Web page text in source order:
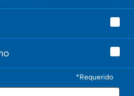
*Requerido